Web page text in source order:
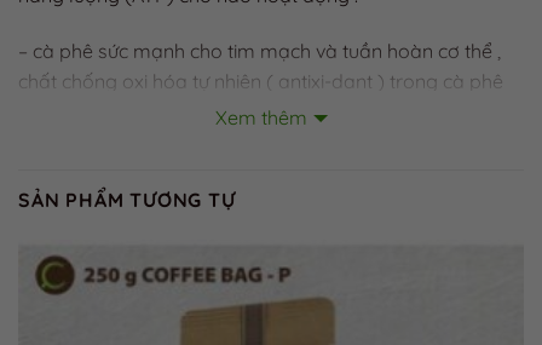
– cà phê sức mạnh cho tim mạch và tuần hoàn cơ thể ,
chất chống oxi hóa tự nhiên ( antixi-dant ) trong cà phê
có khả năng ngăn chặn các tác hại của việc gây viêm lên
DNA , trong các loại bệnh tim mạch , ung thư và quá trình
☕ Thành phần chính : 100% cà phê
Xem thêm
SẢN PHẨM TƯƠNG TỰ